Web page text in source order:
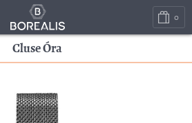
0
Cluse Óra